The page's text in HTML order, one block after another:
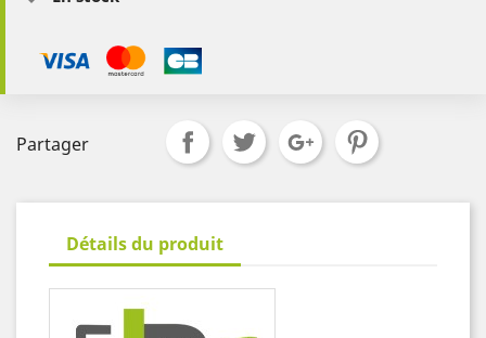
Partager
Détails du produit